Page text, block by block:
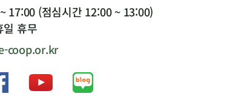
17:00 (점심시간 12:00 ~ 13:00)
일 휴무
coop.or.kr